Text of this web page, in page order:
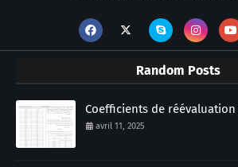
Random Posts
Coefficients de réévaluation
avril 11, 2025